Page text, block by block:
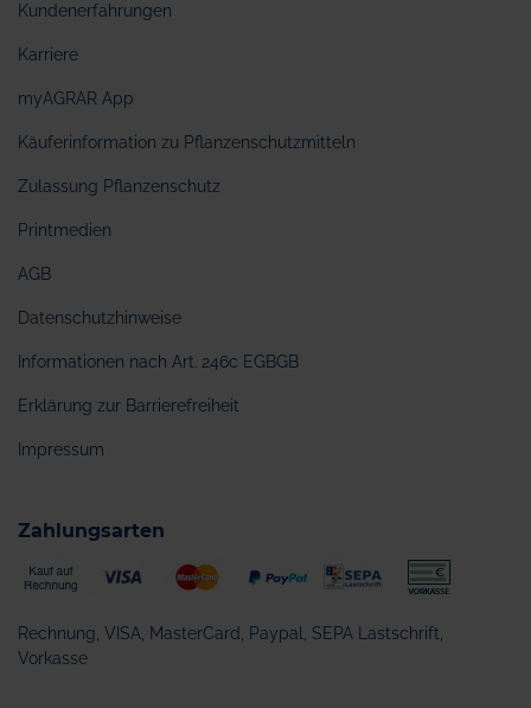
Kundenerfahrungen
Karriere
myAGRAR App
Käuferinformation zu Pflanzenschutzmitteln
Zulassung Pflanzenschutz
Printmedien
AGB
Datenschutzhinweise
Informationen nach Art. 246c EGBGB
Erklärung zur Barrierefreiheit
Impressum
Zahlungsarten
Rechnung, VISA, MasterCard, Paypal, SEPA Lastschrift,
Vorkasse